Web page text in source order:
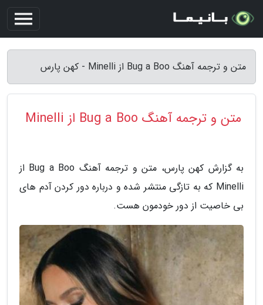
متن و ترجمه آهنگ Bug a Boo از Minelli - کهن پارس
متن و ترجمه آهنگ Bug a Boo از Minelli
به گزارش کهن پارس، متن و ترجمه آهنگ Bug a Boo از
Minelli که به تازگی منتشر شده و درباره دور کردن آدم های
بی خاصیت از دور خودمون هست.